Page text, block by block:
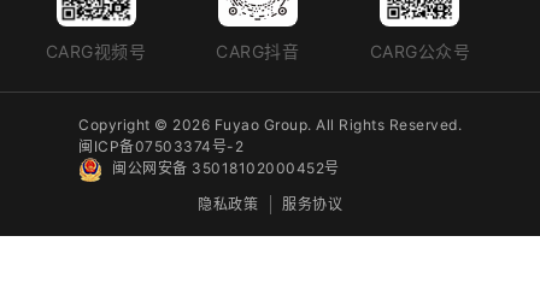
CARG视频号 CARG抖音 CARG公众号
Copyright © 2026 Fuyao Group. All Rights Reserved.
闽ICP备07503374号-2
闽公网安备 35018102000452号
隐私政策
服务协议